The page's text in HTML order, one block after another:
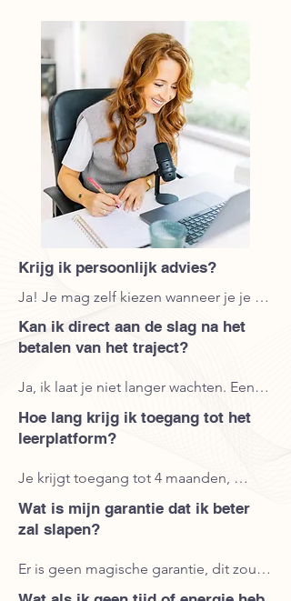
Krijg ik persoonlijk advies?
Ja! Je mag zelf kiezen wanneer je je 1-
op-1 sessie met mij boekt. Ik raad je
echter aan om eerst een paar
basisvideo's te bekijken, zodat je
helemaal mee bent en we direct naar
de essentie kunnen gaan tijdens onze
sessie.
Kan ik direct aan de slag na het
betalen van het traject?
Ja, ik laat je niet langer wachten. Eens
je de betaling hebt afgerond, krijg je
toegang tot het leerplatform waarin je
een 1 op 1 sessie kunt boeken en
toegang hebt tot alles.
Hoe lang krijg ik toegang tot het
leerplatform?
Je krijgt toegang tot 4 maanden,
moest het langer nodig zijn, mag je me
altijd een mailtje sturen. Je krijgt
bewust geen levenslange toegang.
Want eerlijk, dan kijken we er toch
Wat is mijn garantie dat ik beter
zal slapen?
Er is geen magische garantie, dit zou
maar een loze belofte zijn, want slaap